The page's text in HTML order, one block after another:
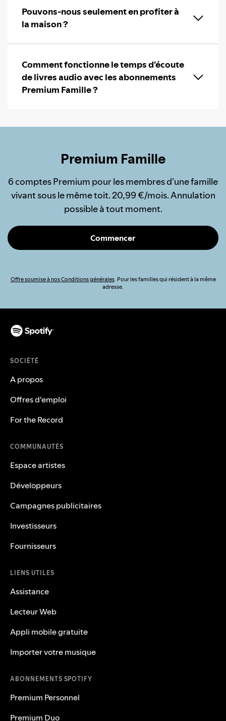
Pouvons-nous seulement en profiter à
la maison ?
Comment fonctionne le temps d'écoute
de livres audio avec les abonnements
Premium Famille ?
Premium Famille
6 comptes Premium pour les membres d'une famille
vivant sous le même toit. 20,99 €/mois. Annulation
possible à tout moment.
Commencer
Offre soumise à nos Conditions générales. Pour les familles qui résident à la même
adresse.
SOCIÉTÉ
A propos
Offres d'emploi
For the Record
COMMUNAUTÉS
Espace artistes
Développeurs
Campagnes publicitaires
Investisseurs
Fournisseurs
LIENS UTILES
Assistance
Lecteur Web
Appli mobile gratuite
Importer votre musique
ABONNEMENTS SPOTIFY
Premium Personnel
Premium Duo